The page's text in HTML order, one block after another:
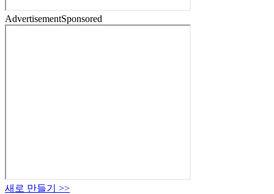
AdvertisementSponsored
새로 만들기
>>